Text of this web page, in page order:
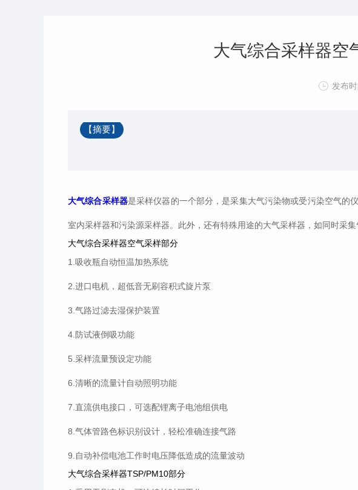
大气综合采样器空
发布
【摘要】
大气综合采样器是采样仪器的一个部分，是采集大气污染物或受污染空气的
室内采样器和污染源采样器。此外，还有特殊用途的大气采样器，如同时采
大气综合采样器空气采样部分
1.吸收瓶自动恒温加热系统
2.进口电机，超低音无刷容积式旋片泵
3.气路过滤去湿保护装置
4.防试液倒吸功能
5.采样流量预设定功能
6.清晰的流量计自动照明功能
7.直流供电接口，可选配锂离子电池组供电
8.气体管路色标识别设计，轻松准确连接气路
9.自动补偿电池工作时电压降低造成的流量波动
大气综合采样器TSP/PM10部分